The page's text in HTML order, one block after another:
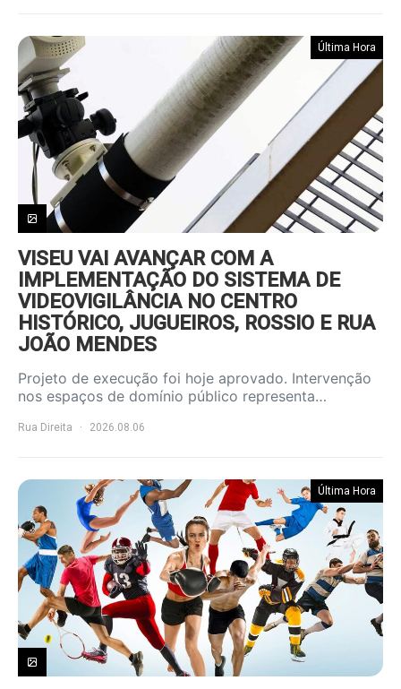
Última Hora
VISEU VAI AVANÇAR COM A
IMPLEMENTAÇÃO DO SISTEMA DE
VIDEOVIGILÂNCIA NO CENTRO
HISTÓRICO, JUGUEIROS, ROSSIO E RUA
JOÃO MENDES
Projeto de execução foi hoje aprovado. Intervenção
nos espaços de domínio público representa…
Rua Direita 2026.08.06
Última Hora